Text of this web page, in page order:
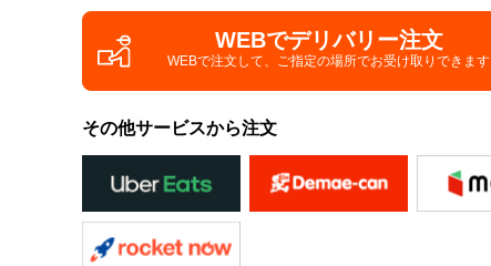
WEBでデリバリー注文
WEBで注文して、 ご指定の場所でお受け取りできます
その他サービスから注文